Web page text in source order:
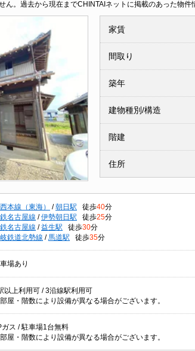
ん。過去から現在までCHINTAIネットに掲載のあった物件
家賃
間取り
築年
建物種別/構造
階建
住所
本線（東海） / 朝日駅 徒歩40分
名古屋線 / 伊勢朝日駅 徒歩25分
名古屋線 / 益生駅 徒歩30分
鉄道北勢線 / 馬道駅 徒歩35分
場あり
以上利用可 / 3沿線駅利用可
屋・階数により設備が異なる場合がございます。
ガス / 駐車場1台無料
屋・階数により設備が異なる場合がございます。